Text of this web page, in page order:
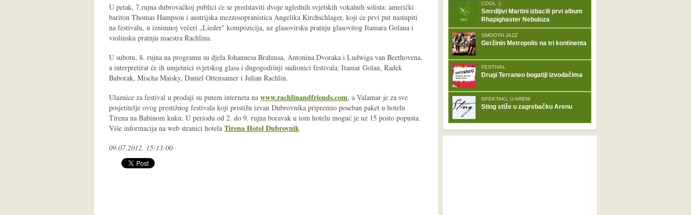
U petak, 7.rujna dubrovačkoj publici će se predstaviti dvoje uglednih svjetskih vokalnih solista: američki
bariton Thomas Hampson i austrijska mezzosopranistica Angelika Kirchschlager, koji će prvi put nastupiti
na festivalu, u iznimnoj večeri „Lieder" kompozicija, uz glasovirsku pratnju glasovitog Itamara Golana i
violinsku pratnju maestra Rachlina.
U subotu, 8. rujna na programu su djela Johannesa Brahmsa, Antonina Dvoraka i Ludwiga van Beethovena,
a interpretirat će ih umjetnici svjetskog glasa i dugogodišnji sudionici festivala: Itamar Golan, Radek
Baborak, Mischa Maisky, Daniel Ottensamer i Julian Rachlin.
Ulaznice za festival u prodaji su putem interneta na www.rachlinandfriends.com, a Valamar je za sve
posjetitelje ovog prestižnog festivala koji pristižu izvan Dubrovnika pripremio poseban paket u hotelu
Tirena na Babinom kuku. U periodu od 2. do 9. rujna boravak u tom hotelu moguć je uz 15 posto popusta.
Više informacija na web stranici hotela Tirena Hotel Dubrovnik
09.07.2012. 15:13:00
COOL ;)
Smrdljivi Martini izbacili prvi album
Rhapighaster Nebuloza
SMOOTH JAZZ
Geržinin Metropolis na tri kontinenta
FESTIVAL
Drugi Terraneo bogatiji izvođačima
SPEKTAKL U ARENI
Sting stiže u zagrebačku Arenu